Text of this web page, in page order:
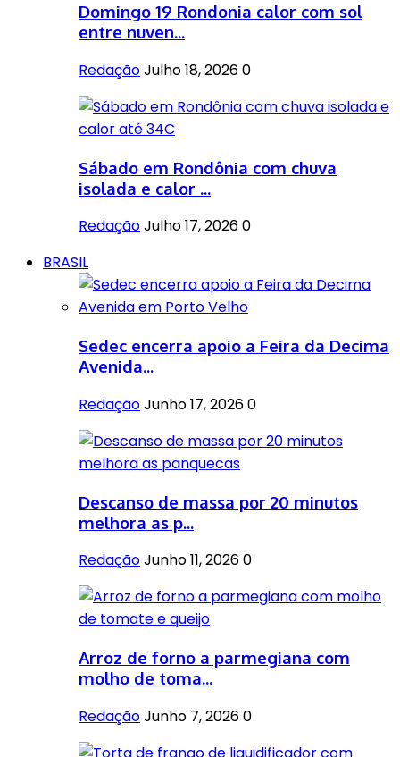
Domingo 19 Rondonia calor com sol
entre nuven...
RedaçãoJulho 18, 20260
Sábado em Rondônia com chuva
isolada e calor ...
RedaçãoJulho 17, 20260
BRASIL
Sedec encerra apoio a Feira da Decima
Avenida...
RedaçãoJunho 17, 20260
Descanso de massa por 20 minutos
melhora as p...
RedaçãoJunho 11, 20260
Arroz de forno a parmegiana com
molho de toma...
RedaçãoJunho 7, 20260